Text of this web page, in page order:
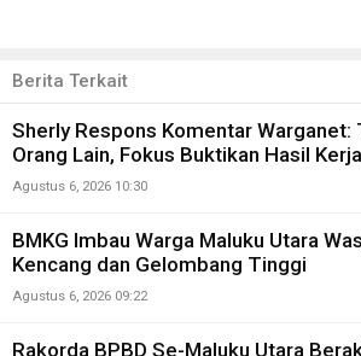
Berita Terkait
Sherly Respons Komentar Warganet:
Orang Lain, Fokus Buktikan Hasil Kerja
Agustus 6, 2026 10:30
BMKG Imbau Warga Maluku Utara
Kencang dan Gelombang Tinggi
Agustus 6, 2026 09:22
Rakorda BPBD Se-Maluku Utara